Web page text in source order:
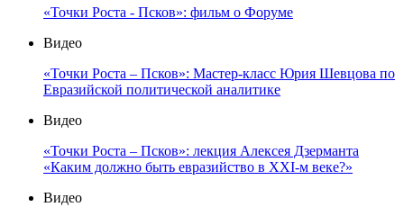
«Точки Роста - Псков»: фильм о Форуме
Видео
«Точки Роста – Псков»: Мастер-класс Юрия Шевцова по
Евразийской политической аналитике
Видео
«Точки Роста – Псков»: лекция Алексея Дзерманта
«Каким должно быть евразийство в XXI-м веке?»
Видео